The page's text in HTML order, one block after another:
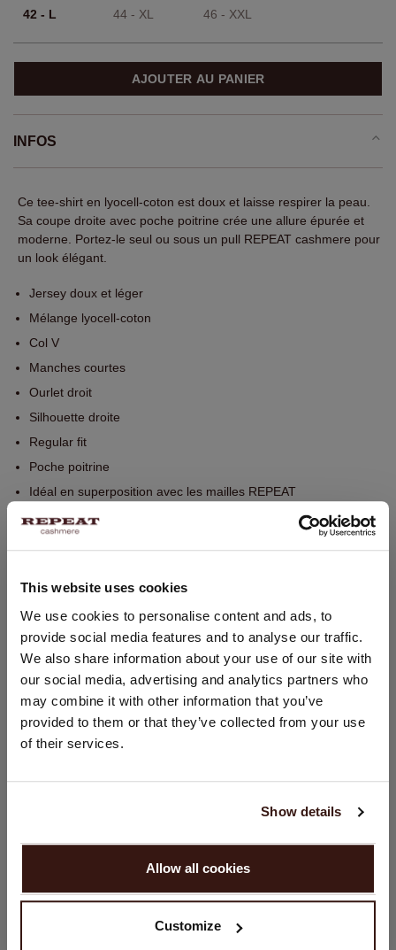
This website uses cookies
We use cookies to personalise content and ads, to
provide social media features and to analyse our traffic.
We also share information about your use of our site with
our social media, advertising and analytics partners who
may combine it with other information that you’ve
provided to them or that they’ve collected from your use
of their services.
Show details
Allow all cookies
Customize
42 - L 44 - XL 46 - XXL
AJOUTER AU PANIER
INFOS
Ce tee-shirt en lyocell-coton est doux et laisse respirer la peau.
Sa coupe droite avec poche poitrine crée une allure épurée et
moderne. Portez-le seul ou sous un pull REPEAT cashmere pour
un look élégant.
Jersey doux et léger
Mélange lyocell-coton
Col V
Manches courtes
Ourlet droit
Silhouette droite
Regular fit
Poche poitrine
Idéal en superposition avec les mailles REPEAT
Lavage à la main. Nettoyage à sec possible.
ENTRETIEN
LIVRAISON ET RETOURS
CHANGER DE PAYS
Vous visitez Repeat cashmere depuis Pays - Bas (€).
Souhaitez-vous mettre à jour votre localisation ?
États-Unis ($)
CONTINUER